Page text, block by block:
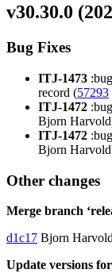
v30.30.0
Bug Fixes
ITJ-1473
record (57293
ITJ-1472
Bjorn
ITJ-1472
Bjorn
Other changes
Merge branch
d1c17 Bjorn
Update versions